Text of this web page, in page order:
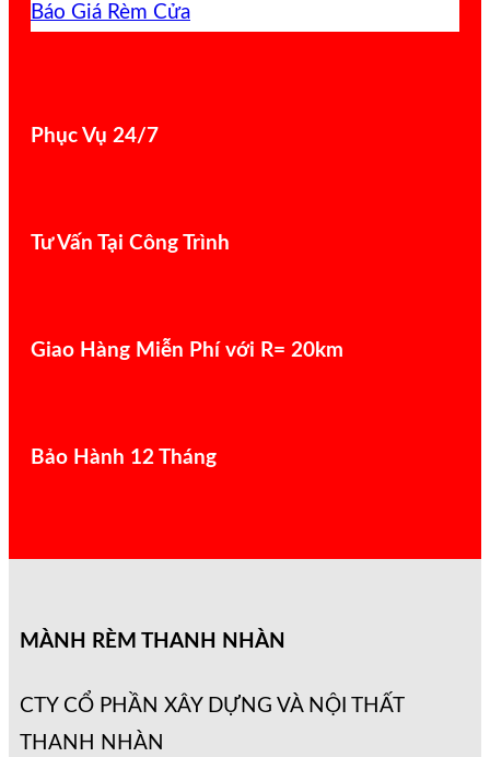
Báo Giá Rèm Cửa
Phục Vụ 24/7
Tư Vấn Tại Công Trình
Giao Hàng Miễn Phí với R= 20km
Bảo Hành 12 Tháng
MÀNH RÈM THANH NHÀN
CTY CỔ PHẦN XÂY DỰNG VÀ NỘI THẤT
THANH NHÀN